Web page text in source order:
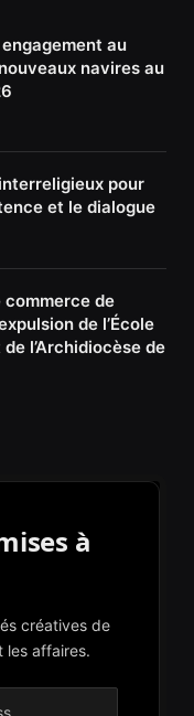
au
navires au
pour
et le dialogue
commerce de
de l’École
l’Archidiocèse de
à
créatives de
les affaires.